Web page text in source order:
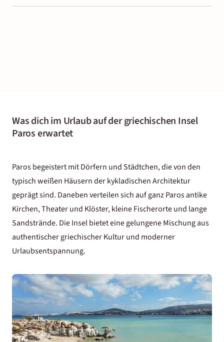
Was dich im Urlaub auf der griechischen Insel
Paros erwartet
Paros begeistert mit Dörfern und Städtchen, die von den
typisch weißen Häusern der kykladischen Architektur
geprägt sind. Daneben verteilen sich auf ganz Paros antike
Kirchen, Theater und Klöster, kleine Fischerorte und lange
Sandstrände. Die Insel bietet eine gelungene Mischung aus
authentischer griechischer Kultur und moderner
Urlaubsentspannung.